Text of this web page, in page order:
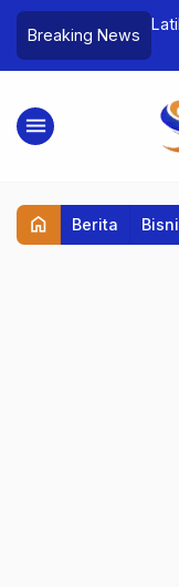
Breaking News
Ini dari
menu
home Berita